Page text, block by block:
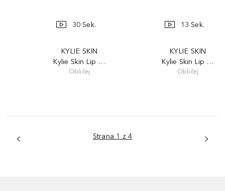
30 Sek.
KYLIE SKIN
Kylie Skin Lip Butter
Obličej
13 Sek.
KYLIE SKIN
Kylie Skin Lip
Obličej
Strana 1 z 4